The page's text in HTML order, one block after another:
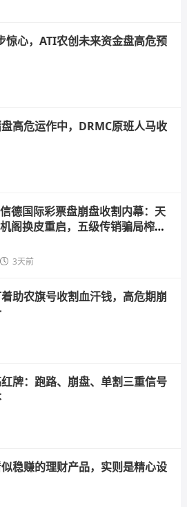
惊心，ATI农创未来资金盘高危预
高危运作中，DRMC原班人马收
信德国际彩票盘崩盘收割内幕：天
机阁换皮重启，五级传销骗局榨干
3天前
助农旗号收割血汗钱，高危期崩
牌：跑路、崩盘、单割三重信号
稳赚的理财产品，实则是精心设